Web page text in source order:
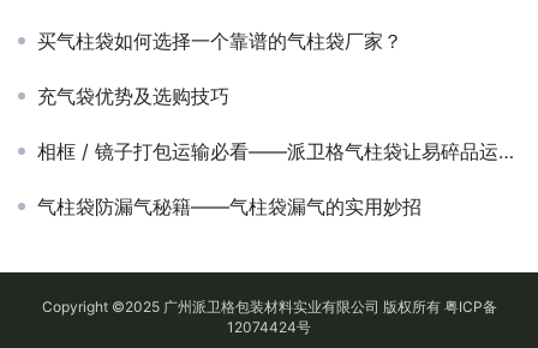
买气柱袋如何选择一个靠谱的气柱袋厂家？
充气袋优势及选购技巧
相框 / 镜子打包运输必看——派卫格气柱袋让易碎品运输化险为夷！
气柱袋防漏气秘籍——气柱袋漏气的实用妙招
Copyright ©2025 广州派卫格包装材料实业有限公司 版权所有 粤ICP备
12074424号